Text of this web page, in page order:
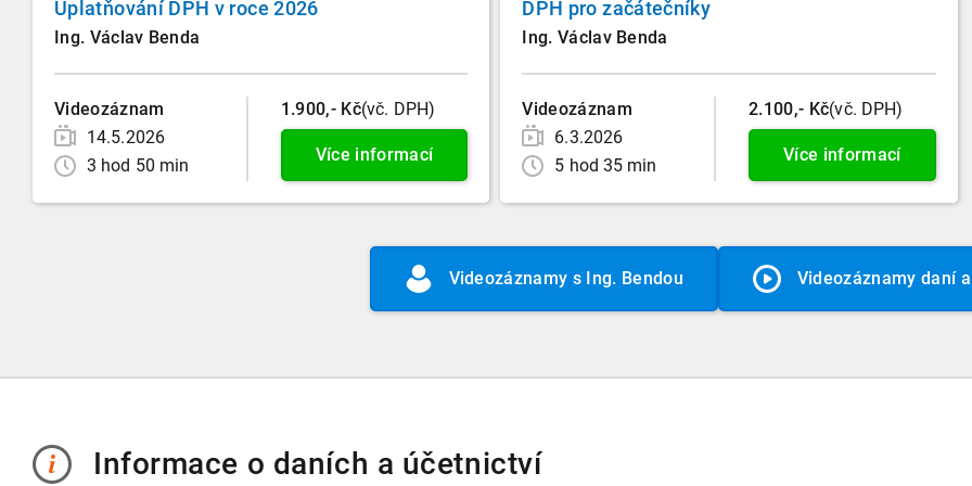
Uplatňování DPH v roce 2026
Ing. Václav Benda
Videozáznam
14.5.2026
3 hod 50 min
1.900,- Kč(vč. DPH)
Více informací
DPH pro začátečníky
Ing. Václav Benda
Videozáznam
6.3.2026
5 hod 35 min
2.100,- Kč(vč. DPH)
Více informací
Videozáznamy s Ing. Bendou Videozáznamy daní
Informace o daních a účetnictví